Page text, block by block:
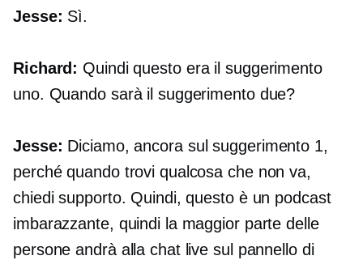
Jesse: Sì.
Richard: Quindi questo era il suggerimento
uno. Quando sarà il suggerimento due?
Jesse: Diciamo, ancora sul suggerimento 1,
perché quando trovi qualcosa che non va,
chiedi supporto. Quindi, questo è un podcast
imbarazzante, quindi la maggior parte delle
persone andrà alla chat live sul pannello di